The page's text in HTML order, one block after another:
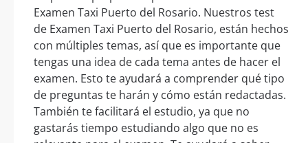
Examen Taxi Puerto del Rosario. Nuestros test
de Examen Taxi Puerto del Rosario, están hechos
con múltiples temas, así que es importante que
tengas una idea de cada tema antes de hacer el
examen. Esto te ayudará a comprender qué tipo
de preguntas te harán y cómo están redactadas.
También te facilitará el estudio, ya que no
gastarás tiempo estudiando algo que no es